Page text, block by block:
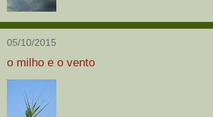
05/10/2015
o milho e o vento